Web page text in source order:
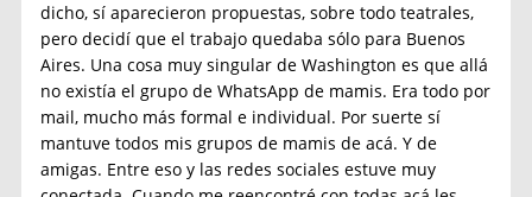
dicho, sí aparecieron propuestas, sobre todo teatrales,
pero decidí que el trabajo quedaba sólo para Buenos
Aires. Una cosa muy singular de Washington es que allá
no existía el grupo de WhatsApp de mamis. Era todo por
mail, mucho más formal e individual. Por suerte sí
mantuve todos mis grupos de mamis de acá. Y de
amigas. Entre eso y las redes sociales estuve muy